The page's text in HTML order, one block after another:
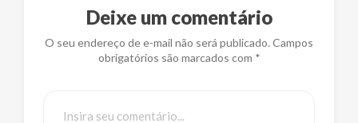
Deixe um comentário
O seu endereço de e-mail não será publicado. Campos
obrigatórios são marcados com *